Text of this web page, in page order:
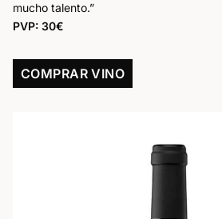
mucho talento.”
PVP: 30€
COMPRAR VINO